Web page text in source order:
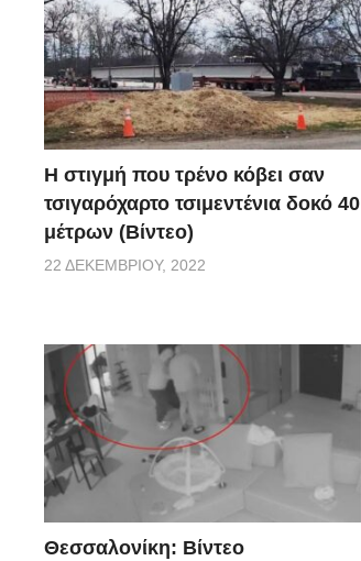
H στιγμή που τρένο κόβει σαν
τσιγαρόχαρτο τσιμεντένια δοκό 40
μέτρων (Βίντεο)
22 ΔΕΚΕΜΒΡΊΟΥ, 2022
Θεσσαλονίκη: Βίντεο